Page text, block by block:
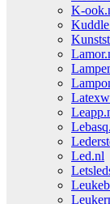
K-
Led.nl